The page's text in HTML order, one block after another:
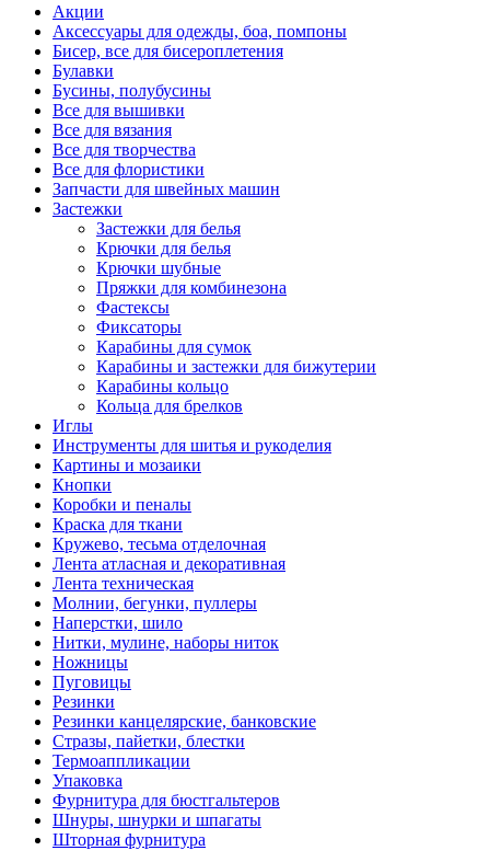
Акции
Аксессуары для одежды, боа, помпоны
Бисер, все для бисероплетения
Булавки
Бусины, полубусины
Все для вышивки
Все для вязания
Все для творчества
Все для флористики
Запчасти для швейных машин
Застежки
Застежки для белья
Крючки для белья
Крючки шубные
Пряжки для комбинезона
Фастексы
Фиксаторы
Карабины для сумок
Карабины и застежки для бижутерии
Карабины кольцо
Кольца для брелков
Иглы
Инструменты для шитья и рукоделия
Картины и мозаики
Кнопки
Коробки и пеналы
Краска для ткани
Кружево, тесьма отделочная
Лента атласная и декоративная
Лента техническая
Молнии, бегунки, пуллеры
Наперстки, шило
Нитки, мулине, наборы ниток
Ножницы
Пуговицы
Резинки
Резинки канцелярские, банковские
Стразы, пайетки, блестки
Термоаппликации
Упаковка
Фурнитура для бюстгальтеров
Шнуры, шнурки и шпагаты
Шторная фурнитура